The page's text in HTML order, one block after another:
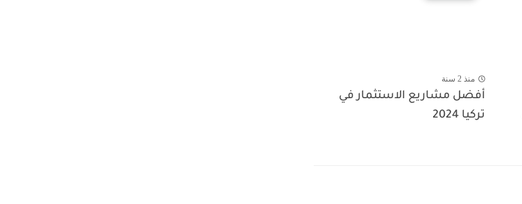
منذ 2 سنة
أفضل مشاريع الاستثمار في
تركيا 2024